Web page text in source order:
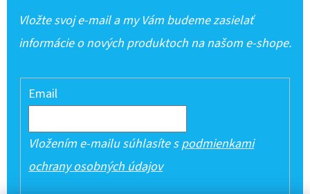
Vložte svoj e-mail a my Vám budeme zasielať
informácie o nových produktoch na našom e-shope.
Email
Vložením e-mailu súhlasíte spodmienkami
ochrany osobných údajov